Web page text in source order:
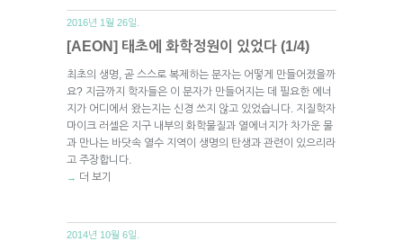
2016년 1월 26일.
[AEON] 태초에 화학정원이 있었다 (1/4)
최초의 생명, 곧 스스로 복제하는 분자는 어떻게 만들어졌을까
요? 지금까지 학자들은 이 분자가 만들어지는 데 필요한 에너
지가 어디에서 왔는지는 신경 쓰지 않고 있었습니다. 지질학자
마이크 러셀은 지구 내부의 화학물질과 열에너지가 차가운 물
과 만나는 바닷속 열수 지역이 생명의 탄생과 관련이 있으리라
고 주장합니다.
→ 더 보기
2014년 10월 6일.